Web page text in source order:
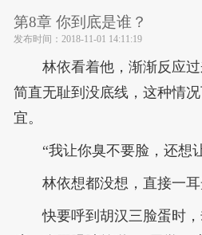
第8章 你到底是谁？
发布时间： 2018-11-01 14:11:19
林依看着他，渐渐反应
简直无耻到没底线，这种情
宜。
“我让你臭不要脸，还想
林依想都没想，直接一耳
快要呼到胡汉三脸蛋时